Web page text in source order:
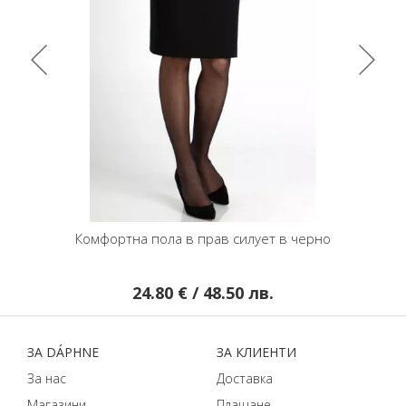
пола в прав силует в черно
€ / 48.50 лв.
Удобна пола тип
ЗA DÁPHNЕ
За нас
ЗA КЛИЕНТИ
Доставка